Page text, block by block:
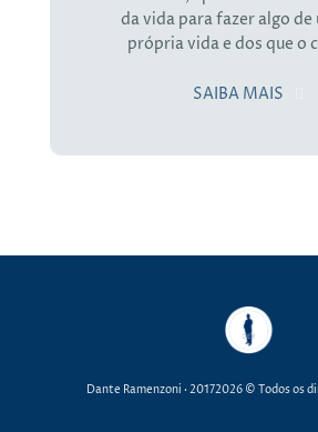
da vida para fazer algo
própria vida e dos que o
SAIBA MAIS
Dante Ramenzoni · 20172026 © Todos os